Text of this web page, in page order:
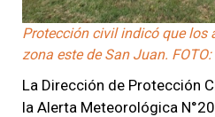
Protección civil indicó que los
zona este de San Juan. FOTO:
La Dirección de Protección
la Alerta Meteorológica